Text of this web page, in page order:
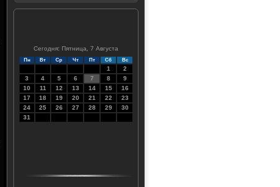
Сегодня: Пятница, 7 Августа
Пн Вт Ср Чт Пт Сб Вс
1
2
3
4 5 6 7 8
9
10
11 12 13 14 15
16
17
18 19 20 21 22
23
24
25 26 27 28 29
30
31